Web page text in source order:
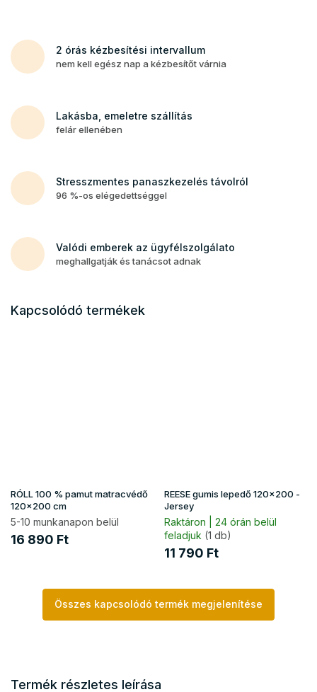
2 órás kézbesítési intervallum
nem kell egész nap a kézbesítőt várnia
Lakásba, emeletre szállítás
felár ellenében
Stresszmentes panaszkezelés távolról
96 %-os elégedettséggel
Valódi emberek az ügyfélszolgálato
meghallgatják és tanácsot adnak
Kapcsolódó termékek
RÓLL 100 % pamut matracvédő
120x200 cm
5-10 munkanapon belül
16 890 Ft
REESE gumis lepedő 120x200 -
Jersey
Raktáron | 24 órán belül
feladjuk (1 db)
11 790 Ft
Összes kapcsolódó termék megjelenítése
Termék részletes leírása